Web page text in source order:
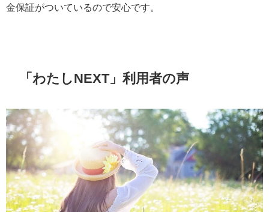
金保証がついているので安心です。
「わたしNEXT」利用者の声